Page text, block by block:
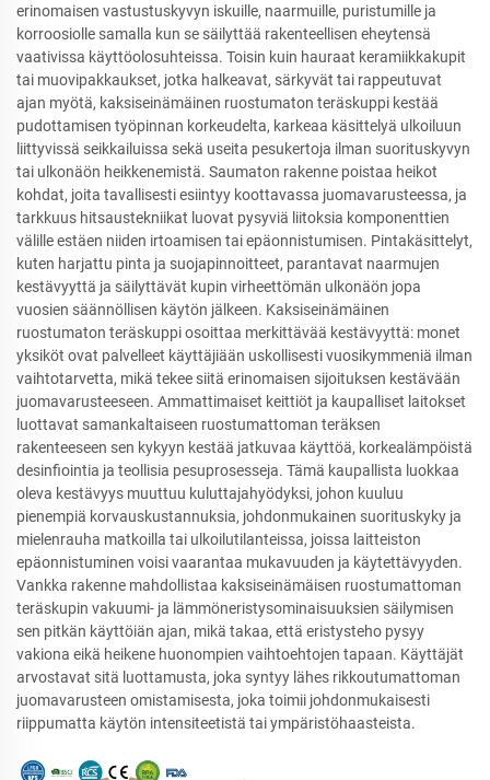
erinomaisen vastustuskyvyn iskuille, naarmuille, puristumille ja
korroosiolle samalla kun se säilyttää rakenteellisen eheytensä
vaativissa käyttöolosuhteissa. Toisin kuin hauraat keramiikkakupit
tai muovipakkaukset, jotka halkeavat, särkyvät tai rappeutuvat
ajan myötä, kaksiseinämäinen ruostumaton teräskuppi kestää
pudottamisen työpinnan korkeudelta, karkeaa käsittelyä ulkoiluun
liittyvissä seikkailuissa sekä useita pesukertoja ilman suorituskyvyn
tai ulkonäön heikkenemistä. Saumaton rakenne poistaa heikot
kohdat, joita tavallisesti esiintyy koottavassa juomavarusteessa, ja
tarkkuus hitsaustekniikat luovat pysyviä liitoksia komponenttien
välille estäen niiden irtoamisen tai epäonnistumisen. Pintakäsittelyt,
kuten harjattu pinta ja suojapinnoitteet, parantavat naarmujen
kestävyyttä ja säilyttävät kupin virheettömän ulkonäön jopa
vuosien säännöllisen käytön jälkeen. Kaksiseinämäinen
ruostumaton teräskuppi osoittaa merkittävää kestävyyttä: monet
yksiköt ovat palvelleet käyttäjiään uskollisesti vuosikymmeniä ilman
vaihtotarvetta, mikä tekee siitä erinomaisen sijoituksen kestävään
juomavarusteeseen. Ammattimaiset keittiöt ja kaupalliset laitokset
luottavat samankaltaiseen ruostumattoman teräksen
rakenteeseen sen kykyyn kestää jatkuvaa käyttöä, korkealämpöistä
desinfiointia ja teollisia pesuprosesseja. Tämä kaupallista luokkaa
oleva kestävyys muuttuu kuluttajahyödyksi, johon kuuluu
pienempiä korvauskustannuksia, johdonmukainen suorituskyky ja
mielenrauha matkoilla tai ulkoilutilanteissa, joissa laitteiston
epäonnistuminen voisi vaarantaa mukavuuden ja käytettävyyden.
Vankka rakenne mahdollistaa kaksiseinämäisen ruostumattoman
teräskupin vakuumi- ja lämmöneristysominaisuuksien säilymisen
sen pitkän käyttöiän ajan, mikä takaa, että eristysteho pysyy
vakiona eikä heikene huonompien vaihtoehtojen tapaan. Käyttäjät
arvostavat sitä luottamusta, joka syntyy lähes rikkoutumattoman
juomavarusteen omistamisesta, joka toimii johdonmukaisesti
riippumatta käytön intensiteetistä tai ympäristöhaasteista.